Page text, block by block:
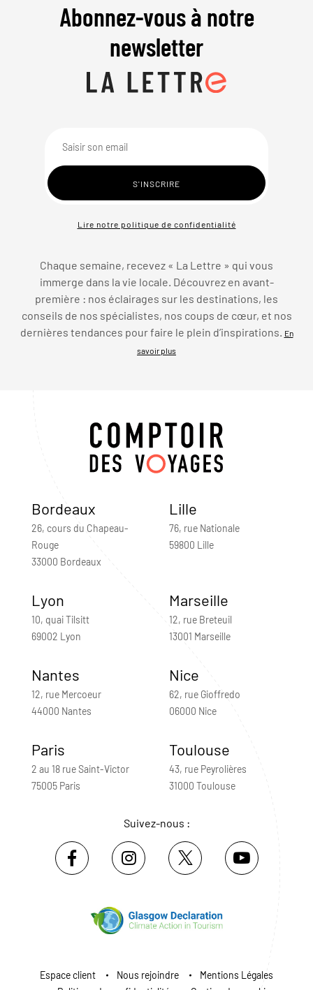
Abonnez-vous à notre
newsletter
Lire notre politique de confidentialité
Chaque semaine, recevez « La Lettre » qui vous
immerge dans la vie locale. Découvrez en avant-
première : nos éclairages sur les destinations, les
conseils de nos spécialistes, nos coups de cœur, et nos
dernières tendances pour faire le plein d’inspirations.
En
savoir plus
Bordeaux
26, cours du Chapeau-
Rouge
33000 Bordeaux
Lille
76, rue Nationale
59800 Lille
Lyon
10, quai Tilsitt
69002 Lyon
Marseille
12, rue Breteuil
13001 Marseille
Nantes
12, rue Mercoeur
44000 Nantes
Nice
62, rue Gioffredo
06000 Nice
Paris
2 au 18 rue Saint-Victor
75005 Paris
Toulouse
43, rue Peyrolières
31000 Toulouse
Suivez-nous :
Espace client Nous rejoindre
Mentions Légales